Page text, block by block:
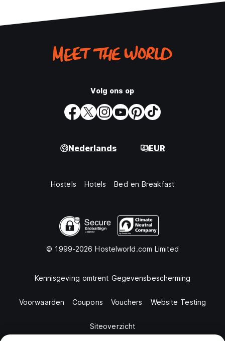
Volg ons op
Nederlands EUR
Hostels Hotels Bed en Breakfast
© 1999-2026 Hostelworld.com Limited
Kennisgeving omtrent Gegevensbescherming
Voorwaarden Coupons Vouchers Website Testing
Siteoverzicht